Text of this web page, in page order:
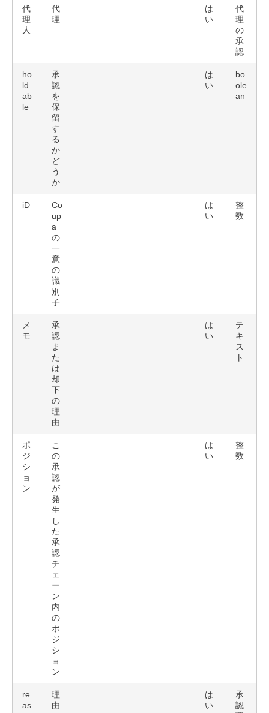
代
理
人
代
理
は
い
代
理
の
承
認
ho
ld
ab
le
承
認
を
保
留
す
る
か
ど
う
か
は
い
bo
ole
an
iD
Co
up
a
の
一
意
の
識
別
子
は
い
整
数
メ
モ
承
認
ま
た
は
却
下
の
理
由
は
い
テ
キ
ス
ト
ポ
ジ
シ
ョ
ン
こ
の
承
認
が
発
生
し
た
承
認
チ
ェ
ー
ン
内
の
ポ
ジ
シ
ョ
ン
は
い
整
数
re
as
理
由
は
い
承
認